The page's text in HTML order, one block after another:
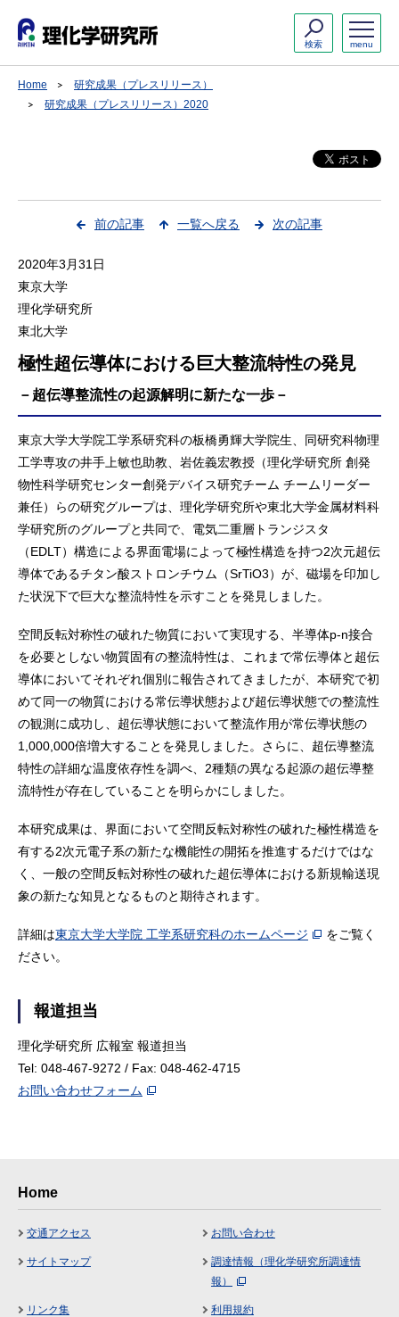
menu
検索
Home
研究成果（プレスリリース）
研究成果（プレスリリース）2020
前の記事 一覧へ戻る 次の記事
2020年3月31日
東京大学
理化学研究所
東北大学
極性超伝導体における巨大整流特性の発見
－超伝導整流性の起源解明に新たな一歩－
東京大学大学院工学系研究科の板橋勇輝大学院生、同研究科物理
工学専攻の井手上敏也助教、岩佐義宏教授（理化学研究所 創発
物性科学研究センター創発デバイス研究チーム チームリーダー
兼任）らの研究グループは、理化学研究所や東北大学金属材料科
学研究所のグループと共同で、電気二重層トランジスタ
（EDLT）構造による界面電場によって極性構造を持つ2次元超伝
導体であるチタン酸ストロンチウム（SrTiO3）が、磁場を印加し
た状況下で巨大な整流特性を示すことを発見しました。
空間反転対称性の破れた物質において実現する、半導体p-n接合
を必要としない物質固有の整流特性は、これまで常伝導体と超伝
導体においてそれぞれ個別に報告されてきましたが、本研究で初
めて同一の物質における常伝導状態および超伝導状態での整流性
の観測に成功し、超伝導状態において整流作用が常伝導状態の
1,000,000倍増大することを発見しました。さらに、超伝導整流
特性の詳細な温度依存性を調べ、2種類の異なる起源の超伝導整
流特性が存在していることを明らかにしました。
本研究成果は、界面において空間反転対称性の破れた極性構造を
有する2次元電子系の新たな機能性の開拓を推進するだけではな
く、一般の空間反転対称性の破れた超伝導体における新規輸送現
象の新たな知見となるものと期待されます。
詳細は東京大学大学院 工学系研究科のホームページ
をご覧く
ださい。
報道担当
理化学研究所 広報室 報道担当
Tel: 048-467-9272 / Fax: 048-462-4715
お問い合わせフォーム
Home
交通アクセス お問い合わせ
サイトマップ
調達情報（理化学研究所調達情
報）
リンク集 利用規約